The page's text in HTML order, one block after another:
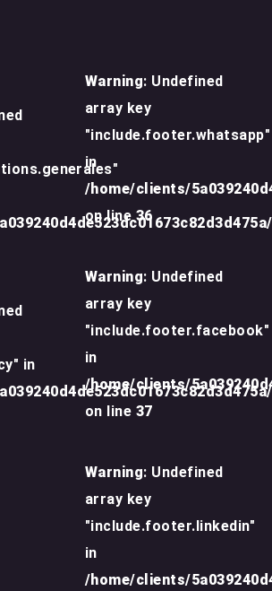
in
Warning: Undefined
array key
"include.footer.whatsapp"
in
/home/clients/
on line36
Warning: Undefined
array key
"include.footer.facebook"
in
/home/clients/
on line 37
Warning: Undefined
array key
"include.footer.linkedin"
in
/home/clients/